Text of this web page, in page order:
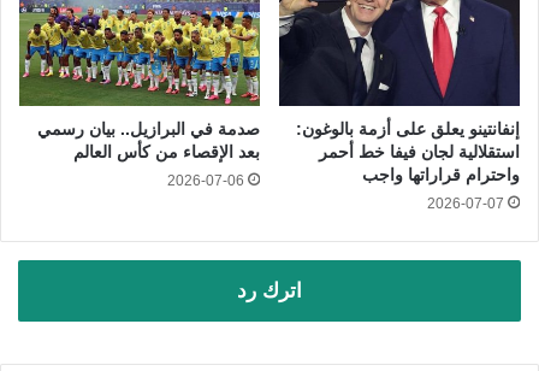
إنفانتينو يعلق على أزمة بالوغون:
استقلالية لجان فيفا خط أحمر
واحترام قراراتها واجب
2026-07-07
صدمة في البرازيل.. بيان رسمي
بعد الإقصاء من كأس العالم
2026-07-06
اترك رد